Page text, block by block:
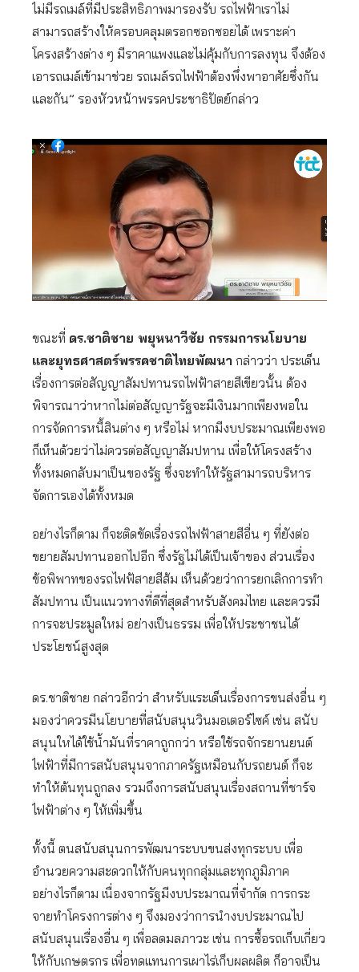
ไม่มีรถเมล์ที่มีประสิทธิภาพมารองรับ รถไฟฟ้าเราไม่
สามารถสร้างให้ครอบคลุมตรอกซอกซอยได้ เพราะค่า
โครงสร้างต่าง ๆ มีราคาแพงและไม่คุ้มกับการลงทุน จึงต้อง
เอารถเมล์เข้ามาช่วย รถเมล์รถไฟฟ้าต้องพึ่งพาอาศัยซึ่งกัน
และกัน” รองหัวหน้าพรรคประชาธิปัตย์กล่าว
ขณะที่ ดร.ชาติชาย พยุหนาวีชัย กรรมการนโยบาย
และยุทธศาสตร์พรรคชาติไทยพัฒนา กล่าวว่า ประเด็น
เรื่องการต่อสัญญาสัมปทานรถไฟฟ้าสายสีเขียวนั้น ต้อง
พิจารณาว่าหากไม่ต่อสัญญารัฐจะมีเงินมากเพียงพอใน
การจัดการหนี้สินต่าง ๆ หรือไม่ หากมีงบประมาณเพียงพอ
ก็เห็นด้วยว่าไม่ควรต่อสัญญาสัมปทาน เพื่อให้โครงสร้าง
ทั้งหมดกลับมาเป็นของรัฐ ซึ่งจะทำให้รัฐสามารถบริหาร
จัดการเองได้ทั้งหมด
อย่างไรก็ตาม ก็จะติดขัดเรื่องรถไฟฟ้าสายสีอื่น ๆ ที่ยังต่อ
ขยายสัมปทานออกไปอีก ซึ่งรัฐไม่ได้เป็นเจ้าของ ส่วนเรื่อง
ข้อพิพาทของรถไฟฟ้สายสีส้ม เห็นด้วยว่าการยกเลิกการทำ
สัมปทาน เป็นแนวทางที่ดีที่สุดสำหรับสังคมไทย และควรมี
การจะประมูลใหม่ อย่างเป็นธรรม เพื่อให้ประชาชนได้
ประโยชน์สูงสุด
ดร.ชาติชาย กล่าวอีกว่า สำหรับแระเด็นเรื่องการขนส่งอื่น ๆ
มองว่าควรมีนโยบายที่สนับสนุนวินมอเตอร์ไซค์ เช่น สนับ
สนุนใหได้ใช้น้ำมันที่ราคาถูกกว่า หรือใช้รถจักรยานยนต์
ไฟฟ้าที่มีการสนับสนุนจากภาครัฐเหมือนกับรถยนต์ ก็จะ
ทำให้ต้นทุนถูกลง รวมถึงการสนับสนุนเรื่องสถานที่ชาร์จ
ไฟฟ้าต่าง ๆ ให้เพิ่มขึ้น
ทั้งนี้ ตนสนับสนุนการพัฒนาระบบขนส่งทุกระบบ เพื่อ
อำนวยความสะดวกให้กับคนทุกกลุ่มและทุกภูมิภาค
อย่างไรก็ตาม เนื่องจากรัฐมีงบประมาณที่จำกัด การกระ
จายทำโครงการต่าง ๆ จึงมองว่าการนำงบประมาณไป
สนับสนุนเรื่องอื่น ๆ เพื่อลดมลภาวะ เช่น การซื้อรถเก็บเกี่ยว
ให้กับเกษตรกร เพื่อทดแทนการเผาไร่เก็บผลผลิต ก็อาจเป็น